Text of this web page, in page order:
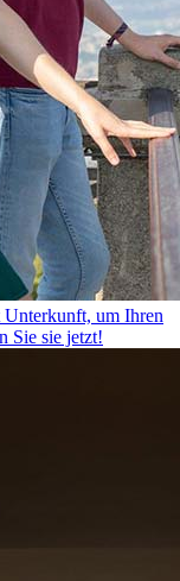
Unterkunft, um Ihren
Sie sie jetzt!